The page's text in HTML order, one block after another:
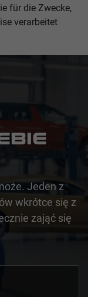
für die Zwecke,
verarbeitet
Jeden z
wkrótce się z
zająć się